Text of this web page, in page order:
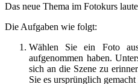
Das neue Thema im Fotokurs
Die Aufgaben wie folgt:
Wählen Sie ein Foto
aufgenommen haben.
sich an die Szene zu
Sie es ursprünglich gemacht